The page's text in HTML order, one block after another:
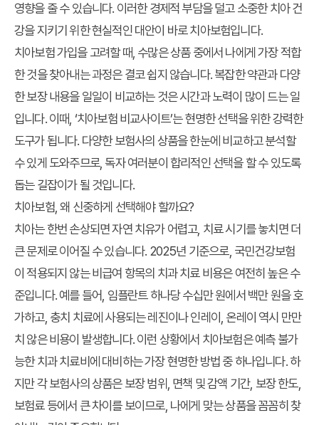
영향을 줄 수 있습니다. 이러한 경제적 부담을 덜고 소중한 치아 건
강을 지키기 위한 현실적인 대안이 바로 치아보험입니다.
치아보험 가입을 고려할 때, 수많은 상품 중에서 나에게 가장 적합
한 것을 찾아내는 과정은 결코 쉽지 않습니다. 복잡한 약관과 다양
한 보장 내용을 일일이 비교하는 것은 시간과 노력이 많이 드는 일
입니다. 이때, ‘치아보험 비교사이트’는 현명한 선택을 위한 강력한
도구가 됩니다. 다양한 보험사의 상품을 한눈에 비교하고 분석할
수 있게 도와주므로, 독자 여러분이 합리적인 선택을 할 수 있도록
돕는 길잡이가 될 것입니다.
치아보험, 왜 신중하게 선택해야 할까요?
치아는 한번 손상되면 자연 치유가 어렵고, 치료 시기를 놓치면 더
큰 문제로 이어질 수 있습니다. 2025년 기준으로, 국민건강보험
이 적용되지 않는 비급여 항목의 치과 치료 비용은 여전히 높은 수
준입니다. 예를 들어, 임플란트 하나당 수십만 원에서 백만 원을 호
가하고, 충치 치료에 사용되는 레진이나 인레이, 온레이 역시 만만
치 않은 비용이 발생합니다. 이런 상황에서 치아보험은 예측 불가
능한 치과 치료비에 대비하는 가장 현명한 방법 중 하나입니다. 하
지만 각 보험사의 상품은 보장 범위, 면책 및 감액 기간, 보장 한도,
보험료 등에서 큰 차이를 보이므로, 나에게 맞는 상품을 꼼꼼히 찾